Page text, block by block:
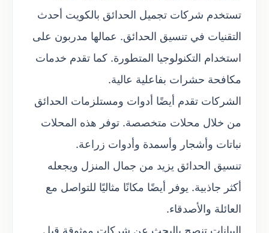
تستخدم شركات تجميل الحدائق بالكويت أحدث
التقنيات في تنسيق الحدائق. عمالها مدربون على
استخدام التكنولوجيا المتطورة. كما تقدم خدمات
مكافحة حشرات بفاعلية عالية.
الشركات تقدم أيضًا أدوات ومستلزمات الحدائق
من خلال محلات متخصصة. توفر هذه المحلات
نباتات وأشجار وأسمدة وأدوات زراعة.
تنسيق الحدائق يزيد من جمال المنزل ويجعله
أكثر جاذبية. يوفر أيضًا مكانًا مثاليًا للتواصل مع
العائلة والأصدقاء.
البيانات تنصح بالبحث عن شركات موثوقة قبل